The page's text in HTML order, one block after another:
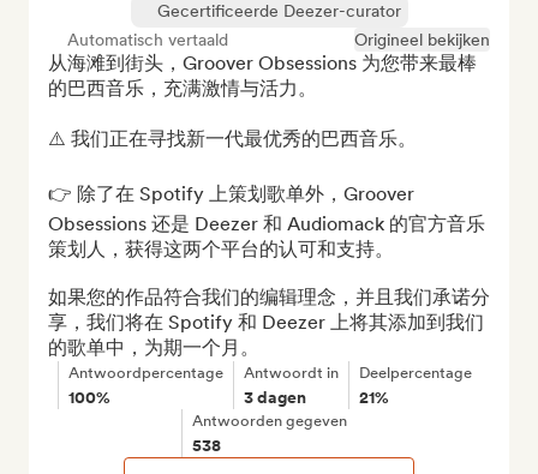
Gecertificeerde Deezer-curator
Automatisch vertaald
Origineel bekijken
从海滩到街头，Groover Obsessions 为您带来最棒
的巴西音乐，充满激情与活力。
⚠️ 我们正在寻找新一代最优秀的巴西音乐。
👉 除了在 Spotify 上策划歌单外，Groover
Obsessions 还是 Deezer 和 Audiomack 的官方音乐
策划人，获得这两个平台的认可和支持。
如果您的作品符合我们的编辑理念，并且我们承诺分
享，我们将在 Spotify 和 Deezer 上将其添加到我们
的歌单中，为期一个月。
Antwoordpercentage
100%
Antwoordt in
3 dagen
Deelpercentage
21%
Antwoorden gegeven
538